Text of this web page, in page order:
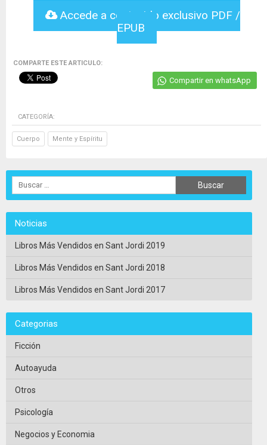
Accede a contenido exclusivo PDF /
EPUB
COMPARTE ESTE ARTICULO:
Compartir en whatsApp
CATEGORÍA:
Cuerpo Mente y Espíritu
Noticias
Libros Más Vendidos en Sant Jordi 2019
Libros Más Vendidos en Sant Jordi 2018
Libros Más Vendidos en Sant Jordi 2017
Categorias
Ficción
Autoayuda
Otros
Psicología
Negocios y Economia